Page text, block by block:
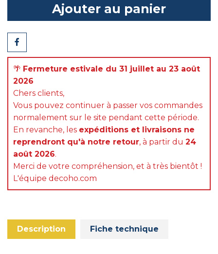
Ajouter au panier
Partager
🌴 Fermeture estivale du 31 juillet au 23 août
2026
Chers clients,
Vous pouvez continuer à passer vos commandes
normalement sur le site pendant cette période.
En revanche, les expéditions et livraisons ne
reprendront qu'à notre retour, à partir du 24
août 2026.
Merci de votre compréhension, et à très bientôt !
L'équipe decoho.com
Description Fiche technique